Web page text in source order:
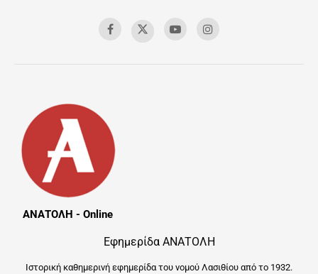
ΑΝΑΤΟΛΗ - Online
Εφημερίδα ΑΝΑΤΟΛΗ
Ιστορική καθημερινή εφημερίδα του νομού Λασιθίου από το 1932.